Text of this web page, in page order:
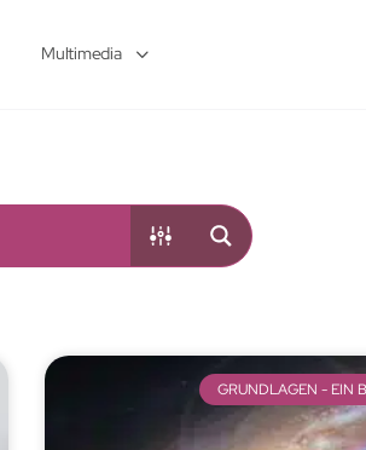
Multimedia
GRUNDLAGEN - EIN